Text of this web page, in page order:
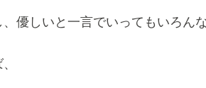
、優しいと一言でいってもいろん